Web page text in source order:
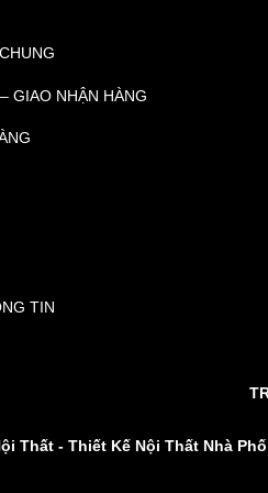
GIAO NHẬN HÀNG
TIN
Thất- Thiết Kế Nội Thất Nhà Phố